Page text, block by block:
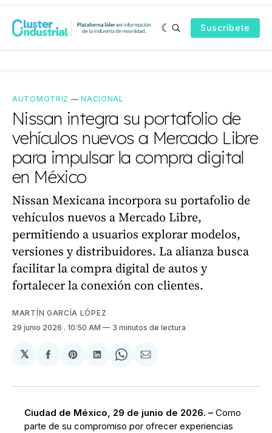
Suscríbete
AUTOMOTRIZ —NACIONAL
Nissan integra su portafolio de
vehículos nuevos a Mercado Libre
para impulsar la compra digital
en México
Nissan Mexicana incorpora su portafolio de
vehículos nuevos a Mercado Libre,
permitiendo a usuarios explorar modelos,
versiones y distribuidores. La alianza busca
facilitar la compra digital de autos y
fortalecer la conexión con clientes.
MARTÍN GARCÍA LÓPEZ
29 junio 2026 . 10:50 AM 3 minutos de lectura
𝕏
Compartir
Facebook
Share
Pinterest
Compartir
LinkedIn
Share
WhatsApp
Compartir
Email
Ciudad de México, 29 de junio de 2026. – Como
parte de su compromiso por ofrecer experiencias